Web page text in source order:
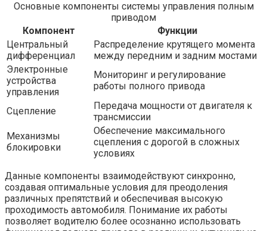
Основные компоненты системы управления полным
приводом
Компонент
Функции
Центральный
дифференциал
Распределение крутящего момента
между передним и задним мостами
Электронные
устройства
управления
Мониторинг и регулирование
работы полного привода
Сцепление
Передача мощности от двигателя к
трансмиссии
Механизмы
блокировки
Обеспечение максимального
сцепления с дорогой в сложных
условиях
Данные компоненты взаимодействуют синхронно,
создавая оптимальные условия для преодоления
различных препятствий и обеспечивая высокую
проходимость автомобиля. Понимание их работы
позволяет водителю более осознанно использовать